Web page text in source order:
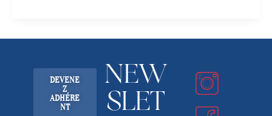
DEVENE
Z
ADHÉRE
NT
NEW
SLET